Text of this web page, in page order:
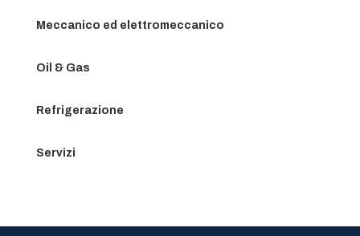
Meccanico ed elettromeccanico
Oil & Gas
Refrigerazione
Servizi